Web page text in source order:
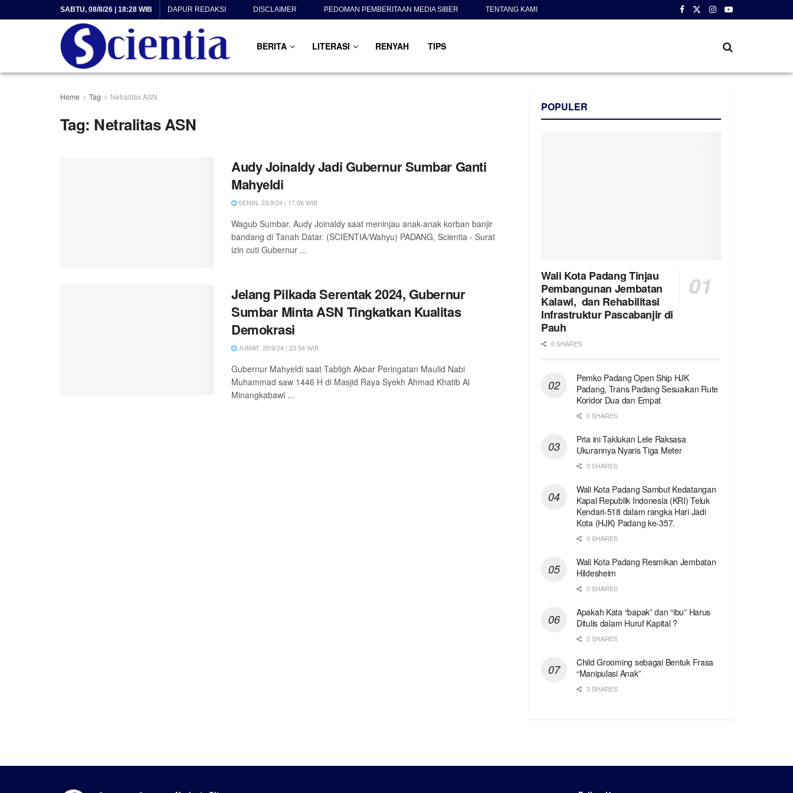
SABTU, 08/8/26 | 18:28 WIB DAPUR REDAKSI DISCLAIMER PEDOMAN PEMBERITAAN MEDIA SIBER TENTANG KAMI
BERITA LITERASI RENYAH TIPS
Home Tag Netralitas ASN
Tag: Netralitas ASN
Audy Joinaldy Jadi Gubernur Sumbar Ganti
Mahyeldi
SENIN, 23/9/24 | 17:06 WIB
Wagub Sumbar, Audy Joinaldy saat meninjau anak-anak korban banjir
bandang di Tanah Datar. (SCIENTIA/Wahyu) PADANG, Scientia - Surat
izin cuti Gubernur ...
Jelang Pilkada Serentak 2024, Gubernur
Sumbar Minta ASN Tingkatkan Kualitas
Demokrasi
JUMAT, 20/9/24 | 23:54 WIB
Gubernur Mahyeldi saat Tabligh Akbar Peringatan Maulid Nabi
Muhammad saw 1446 H di Masjid Raya Syekh Ahmad Khatib Al
Minangkabawi ...
POPULER
Wali Kota Padang Tinjau
Pembangunan Jembatan
Kalawi, dan Rehabilitasi
Infrastruktur Pascabanjir di
Pauh
0 SHARES
Pemko Padang Open Ship HJK
Padang, Trans Padang Sesuaikan Rute
Koridor Dua dan Empat
0 SHARES
Pria ini Taklukan Lele Raksasa
Ukurannya Nyaris Tiga Meter
0 SHARES
Wali Kota Padang Sambut Kedatangan
Kapal Republik Indonesia (KRI) Teluk
Kendari-518 dalam rangka Hari Jadi
Kota (HJK) Padang ke-357.
0 SHARES
Wali Kota Padang Resmikan Jembatan
Hildesheim
0 SHARES
Apakah Kata “bapak” dan “ibu” Harus
Ditulis dalam Huruf Kapital ?
0 SHARES
Child Grooming sebagai Bentuk Frasa
“Manipulasi Anak”
0 SHARES